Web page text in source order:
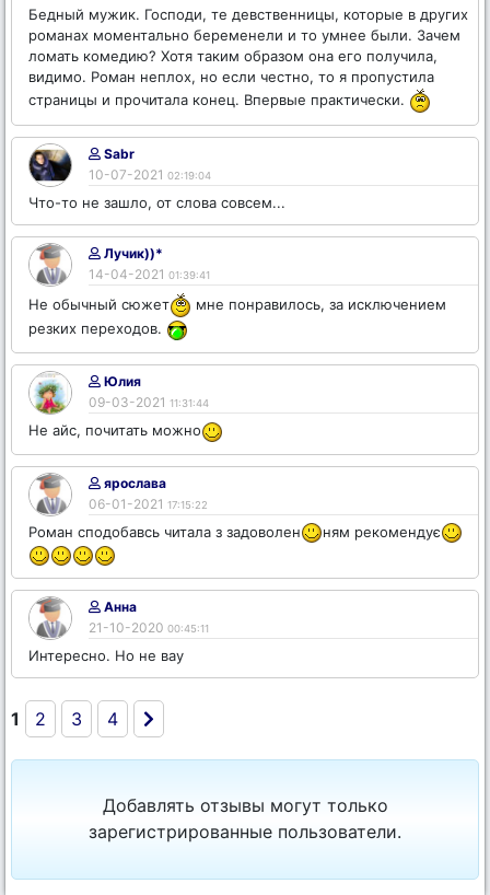
Бедный мужик. Господи, те девственницы, которые в других
романах моментально беременели и то умнее были. Зачем
ломать комедию? Хотя таким образом она его получила,
видимо. Роман неплох, но если честно, то я пропустила
страницы и прочитала конец. Впервые практически.
Sabr
10-07-2021 02:19:04
Что-то не зашло, от слова совсем...
Лучик))*
14-04-2021 01:39:41
Не обычный сюжет
мне понравилось, за исключением
резких переходов.
Юлия
09-03-2021 11:31:44
Не айс, почитать можно
ярослава
06-01-2021 17:15:22
Роман сподобавсь читала з задоволен ням рекомендує
Анна
21-10-2020 00:45:11
Интересно. Но не вау
1 2 3 4
Добавлять отзывы могут только
зарегистрированные пользователи.